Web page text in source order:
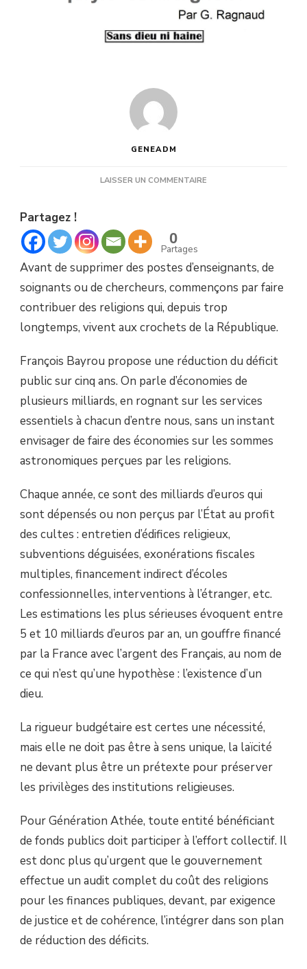
GENEADM
LAISSER UN COMMENTAIRE
FASSE
PAYER
RELIGIONS
Partagez !
0
Partages
Avant de supprimer des postes d’enseignants, de
soignants ou de chercheurs, commençons par faire
contribuer des religions qui, depuis trop
longtemps, vivent aux crochets de la République.
François Bayrou propose une réduction du déficit
public sur cinq ans. On parle d’économies de
plusieurs milliards, en rognant sur les services
essentiels à chacun d’entre nous, sans un instant
envisager de faire des économies sur les sommes
astronomiques perçues par les religions.
Chaque année, ce sont des milliards d’euros qui
sont dépensés ou non perçus par l’État au profit
des cultes : entretien d’édifices religieux,
subventions déguisées, exonérations fiscales
multiples, financement indirect d’écoles
confessionnelles, interventions à l’étranger, etc.
Les estimations les plus sérieuses évoquent entre
5 et 10 milliards d’euros par an, un gouffre financé
par la France avec l’argent des Français, au nom de
ce qui n’est qu’une hypothèse : l’existence d’un
dieu.
La rigueur budgétaire est certes une nécessité,
mais elle ne doit pas être à sens unique, la laïcité
ne devant plus être un prétexte pour préserver
les privilèges des institutions religieuses.
Pour Génération Athée, toute entité bénéficiant
de fonds publics doit participer à l’effort collectif. Il
est donc plus qu’urgent que le gouvernement
effectue un audit complet du coût des religions
pour les finances publiques, devant, par exigence
de justice et de cohérence, l’intégrer dans son plan
de réduction des déficits.